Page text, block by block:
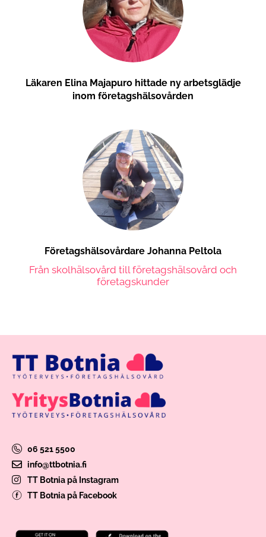
Läkaren Elina Majapuro hittade ny arbetsglädje
inom företagshälsovården
Företagshälsovårdare Johanna Peltola
Från skolhälsovård till företagshälsovård och
företagskunder
06 521 5500
info@ttbotnia.fi
TT Botnia på Instagram
TT Botnia på Facebook